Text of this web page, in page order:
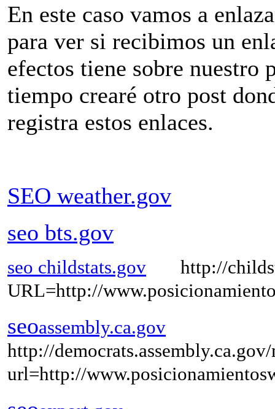
En este caso vamos a
para ver si recibimos un
efectos tiene sobre nuestro
tiempo crearé otro post
registra estos enlaces.
SEO weather.gov
seo bts.gov
seo childstats.gov http://
URL=http://
seoassembly.ca.gov
http://
url=http://